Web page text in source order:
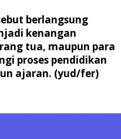
berlangsung
kenangan
tua, maupun para
proses pendidikan
ajaran. (yud/fer)